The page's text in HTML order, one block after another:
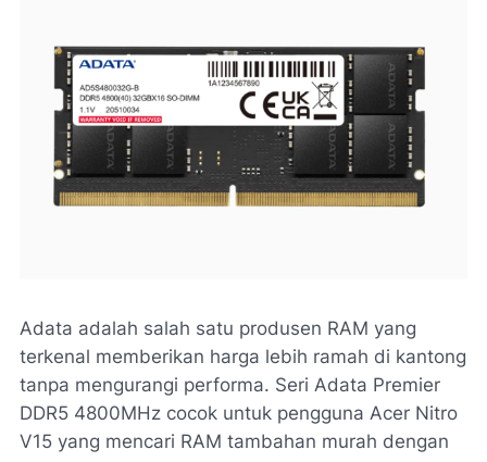
Adata adalah salah satu produsen RAM yang
terkenal memberikan harga lebih ramah di kantong
tanpa mengurangi performa. Seri Adata Premier
DDR5 4800MHz cocok untuk pengguna Acer Nitro
V15 yang mencari RAM tambahan murah dengan